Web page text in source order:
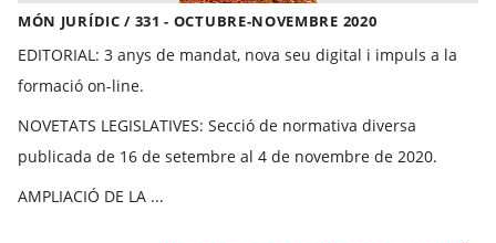
MÓN JURÍDIC / 331 - OCTUBRE-NOVEMBRE 2020
EDITORIAL: 3 anys de mandat, nova seu digital i impuls a la
formació on-line.
NOVETATS LEGISLATIVES: Secció de normativa diversa
publicada de 16 de setembre al 4 de novembre de 2020.
AMPLIACIÓ DE LA ...